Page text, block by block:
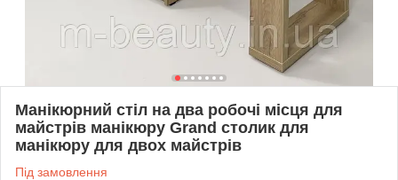
Манікюрний стіл на два робочі місця для
майстрів манікюру Grand столик для
манікюру для двох майстрів
Під замовлення